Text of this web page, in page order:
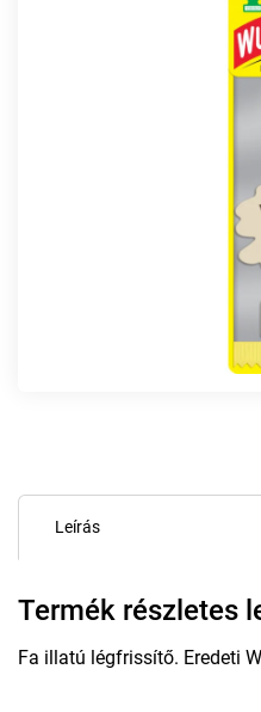
Leírás
Termék részletes
Fa illatú légfrissítő. Eredeti